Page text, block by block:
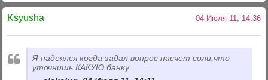
Ksyusha 04 Июля 11, 14:36
Я надеялся когда задал вопрос насчет соли,что
уточнишь КАКУЮ банку